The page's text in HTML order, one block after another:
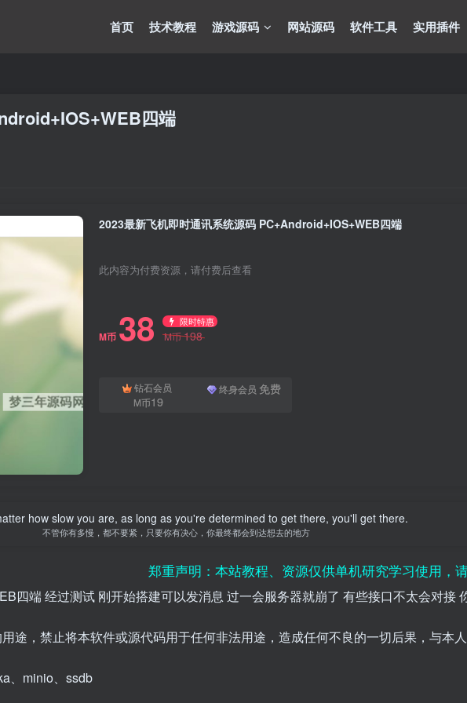
首页 技术教程 游戏源码 网站源码 软件工具 实用插件
四端
2023最新飞机即时通讯系统源码 PC+Android+IOS+WEB四端
此内容为付费资源，请付费后查看
M币 38 限时特惠
M币198
钻石会员
M币19
终身会员 免费
how slow you are, as long as you're determined to get there, you'll get there.
不管你有多慢，都不要紧，只要你有决心，你最终都会到达想去的地方
郑重声明：本站教程、资源仅供单机研究学习使用，请勿用于
四端 经过测试 刚开始搭建可以发消息 过一会服务器就崩了 有些接口不太会对接
途，禁止将本软件或源代码用于任何非法用途，造成任何不良的一切后果，与本人
、minio、ssdb